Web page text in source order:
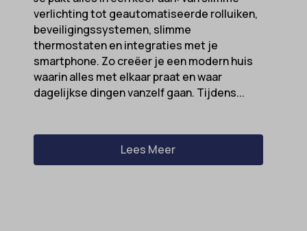
verlichting tot geautomatiseerde rolluiken,
beveiligingssystemen, slimme
thermostaten en integraties met je
smartphone. Zo creëer je een modern huis
waarin alles met elkaar praat en waar
dagelijkse dingen vanzelf gaan. Tijdens...
Lees Meer